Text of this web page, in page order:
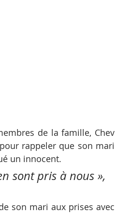
de la famille, Chev
pour rappeler que son mari
un innocent.
sont pris à nous »,
son mari aux prises avec